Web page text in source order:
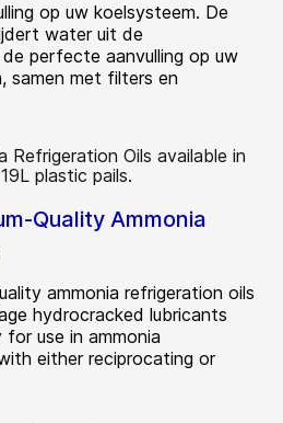
op uw koelsysteem. De
water uit de
perfecte aanvulling op uw
samen met filters en
Quality Ammonia
ammonia refrigeration oils
hydrocracked lubricants
use in ammonia
either reciprocating or